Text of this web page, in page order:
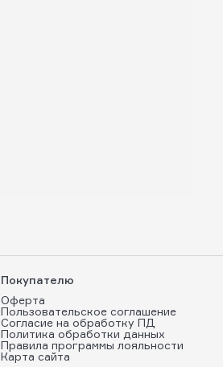
Покупателю
Оферта
Пользовательское соглашение
Согласие на обработку ПД
Политика обработки данных
Правила программы лояльности
Карта сайта